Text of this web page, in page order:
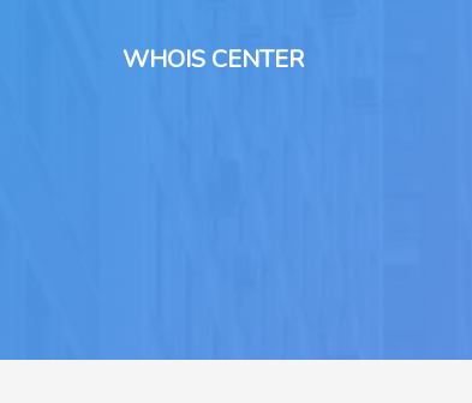
WHOIS CENTER